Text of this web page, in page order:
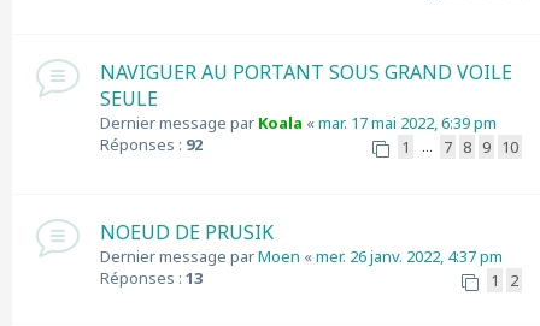
NAVIGUER AU PORTANT SOUS GRAND VOILE
SEULE
Dernier message par Koala «mar. 17 mai 2022, 6:39 pm
Réponses : 92 1 … 7 8 9 10
NOEUD DE PRUSIK
Dernier message parMoen «mer. 26 janv. 2022, 4:37 pm
Réponses : 13 1 2